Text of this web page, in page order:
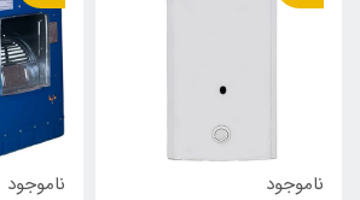
ناموجود ناموجود